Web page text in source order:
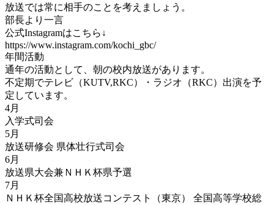
放送では常に相手のことを考えましょう。
部長より一言
公式Instagramはこちら↓
https://www.instagram.com/kochi_gbc/
年間活動
通年の活動として、朝の校内放送があります。
不定期でテレビ（KUTV,RKC）・ラジオ（RKC）出演を予
定しています。
4月
入学式司会
5月
放送研修会 県体壮行式司会
6月
放送県大会兼ＮＨＫ杯県予選
7月
ＮＨＫ杯全国高校放送コンテスト（東京） 全国高等学校総